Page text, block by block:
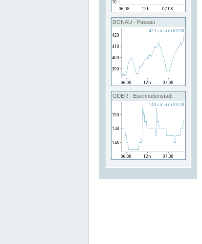
DONAU - Passau
ODER - Eisenhüttenstadt